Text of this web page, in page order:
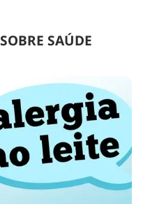
SAÚDE